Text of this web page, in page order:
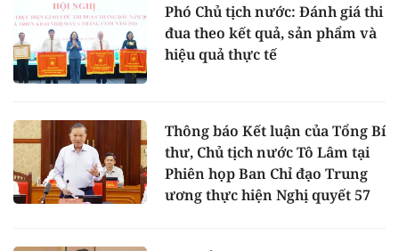
Phó Chủ tịch nước: Đánh giá thi
đua theo kết quả, sản phẩm và
hiệu quả thực tế
Thông báo Kết luận của Tổng Bí
thư, Chủ tịch nước Tô Lâm tại
Phiên họp Ban Chỉ đạo Trung
ương thực hiện Nghị quyết 57